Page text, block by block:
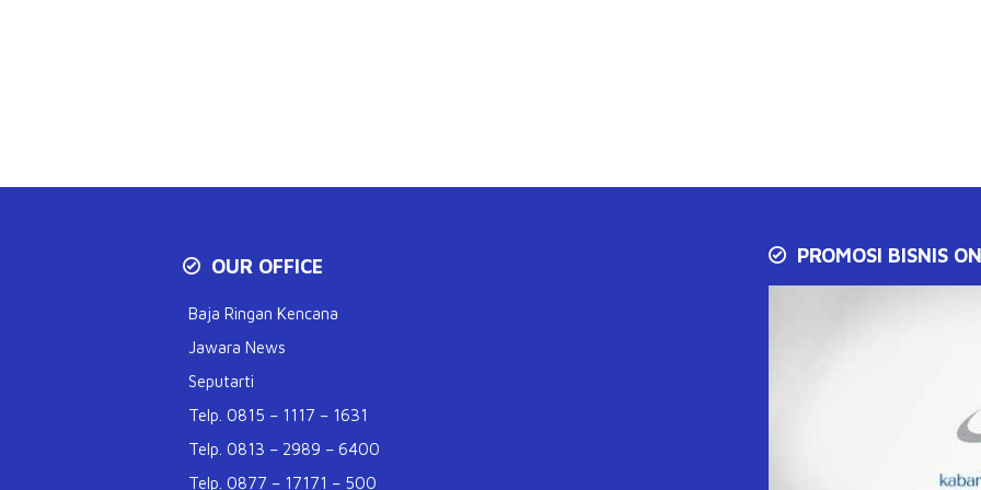
OUR OFFICE
Baja Ringan Kencana
Jawara News
Seputarti
Telp. 0815 – 1117 – 1631
Telp. 0813 – 2989 – 6400
Telp. 0877 – 17171 – 500
PROMOSI BISNIS